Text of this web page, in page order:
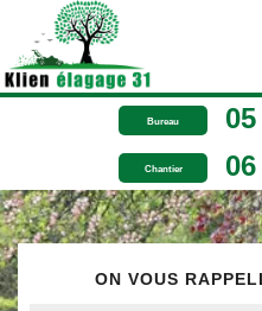
Bureau
Chantier
ON VOUS